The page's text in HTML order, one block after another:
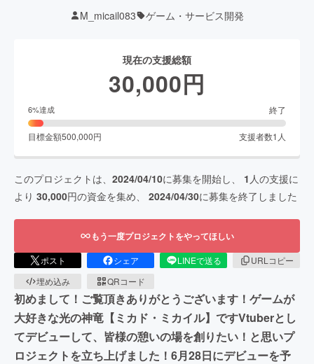
M_micail083 ゲーム・サービス開発
現在の支援総額
30,000円
6%達成 終了
目標金額500,000円 支援者数1 人
このプロジェクトは、 2024/04/10に募集を開始し、 1 人の支援に
より 30,000円の資金を集め、 2024/04/30に募集を終了しました
もう一度プロジェクトをやってほしい
ポスト シェア LINEで送る
URLコピー
埋め込み
QRコード
初めまして！ご覧頂きありがとうございます！ゲームが
大好きな光の神竜【ミカド・ミカイル】ですVtuberとし
てデビューして、皆様の憩いの場を創りたい！と思いプ
ロジェクトを立ち上げました！6月28日にデビューを予